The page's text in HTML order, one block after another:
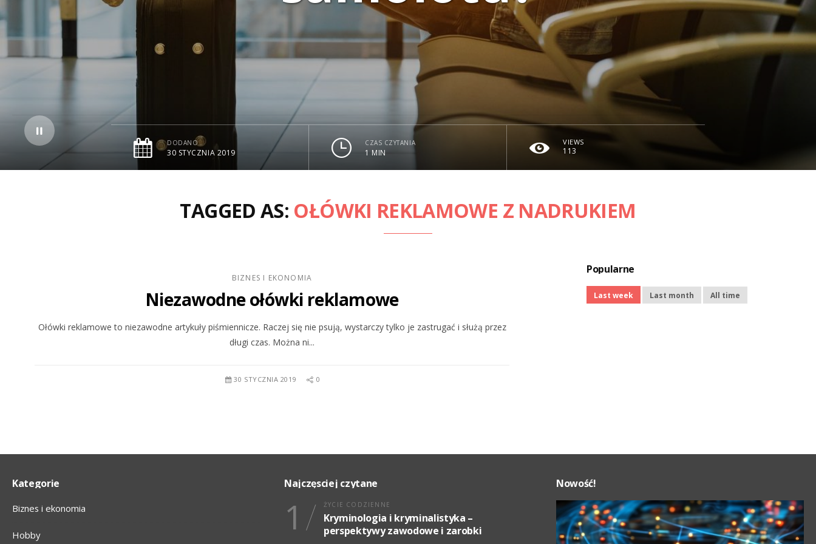
DODANO
30 STYCZNIA 2019
CZAS CZYTANIA
1 MIN
VIEWS
113
TAGGED AS: OŁÓWKI REKLAMOWE Z NADRUKIEM
BIZNES I EKONOMIA
Niezawodne ołówki reklamowe
Ołówki reklamowe to niezawodne artykuły piśmiennicze. Raczej się nie psują, wystarczy tylko je zastrugać i służą przez
długi czas. Można ni...
30 STYCZNIA 2019 0
Popularne
Last week Last month All time
Kategorie
Biznes i ekonomia
Hobby
Najczęsciej czytane
1 ŻYCIE CODZIENNE
Kryminologia i kryminalistyka –
perspektywy zawodowe i zarobki
Nowość!